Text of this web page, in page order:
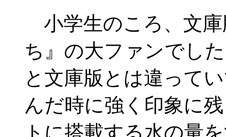
小学生のころ、文
ち』の大ファンでし
と文庫版とは違って
んだ時に強く印象に
トに搭載する水の量